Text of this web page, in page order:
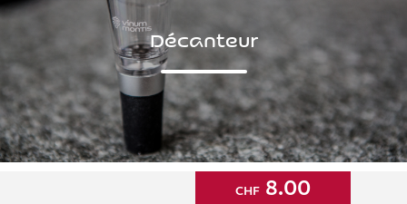
Décanteur
CHF8.00